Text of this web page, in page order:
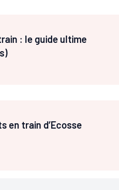
: le guide ultime
en train d’Ecosse